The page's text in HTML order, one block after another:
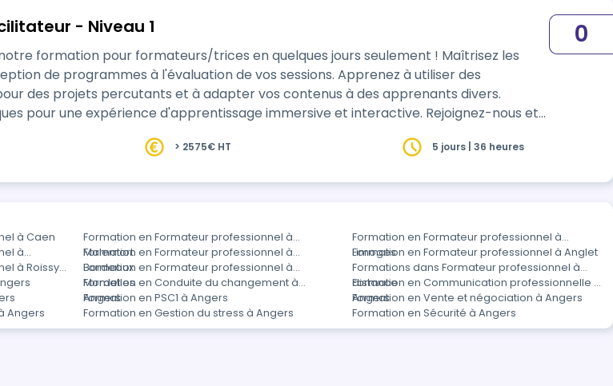
- Niveau 1
pour formateurs/trices en quelques jours seulement ! Maîtrisez les
à l'évaluation de vos sessions. Apprenez à utiliser des
des projets percutants et à adapter vos contenus à des apprenants divers.
une expérience d'apprentissage immersive et interactive. Rejoignez-nous et
0
> 2575€ HT 5 jours | 36 heures
à Caen
Formation en Formateur professionnel à
Malemort
Formation en Formateur professionnel à
Limoges
à
Formation en Formateur professionnel à
Bordeaux
Formation en Formateur professionnel à Anglet
à Roissy-
Formation en Formateur professionnel à
Mordelles
Formations dans Formateur professionnel à
distance
Formation en Conduite du changement à
Angers
Formation en Communication professionnelle à
Angers
Formation en PSC1 à Angers
Formation en Vente et négociation à Angers
Angers Formation en Gestion du stress à Angers Formation en Sécurité à Angers